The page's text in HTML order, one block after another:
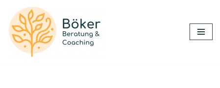
Zum
Inhalt
springen